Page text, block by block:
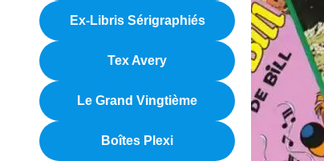
Ex-Libris Sérigraphiés
Tex Avery
Le Grand Vingtième
Boîtes Plexi